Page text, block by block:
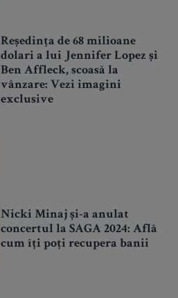
Reședința de 68 milioane
dolari a lui Jennifer Lopez și
Ben Affleck, scoasă la
vânzare: Vezi imagini
exclusive
Nicki Minaj și-a anulat
concertul la SAGA 2024: Află
cum îți poți recupera banii